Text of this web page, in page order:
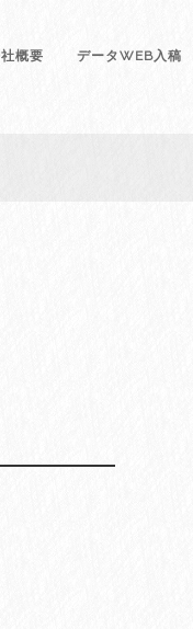
概要 データWEB入稿